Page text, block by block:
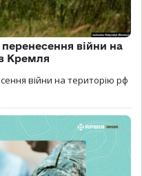
війни на
Кремля
війни на територію рф